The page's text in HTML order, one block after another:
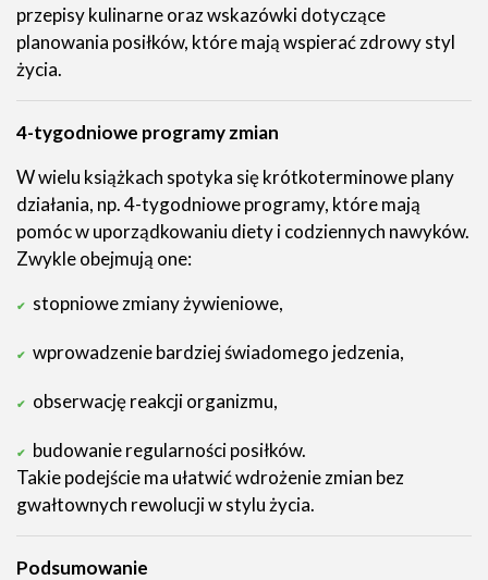
przepisy kulinarne oraz wskazówki dotyczące
planowania posiłków, które mają wspierać zdrowy styl
życia.
4-tygodniowe programy zmian
W wielu książkach spotyka się krótkoterminowe plany
działania, np. 4-tygodniowe programy, które mają
pomóc w uporządkowaniu diety i codziennych nawyków.
Zwykle obejmują one:
stopniowe zmiany żywieniowe,
wprowadzenie bardziej świadomego jedzenia,
obserwację reakcji organizmu,
budowanie regularności posiłków.
Takie podejście ma ułatwić wdrożenie zmian bez
gwałtownych rewolucji w stylu życia.
Podsumowanie